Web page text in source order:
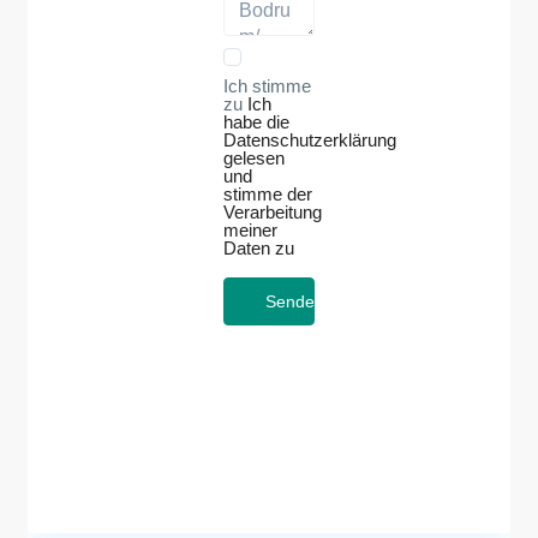
Ich stimme
zu Ich
habe die
Datenschutzerklärung
gelesen
und
stimme der
Verarbeitung
meiner
Daten zu